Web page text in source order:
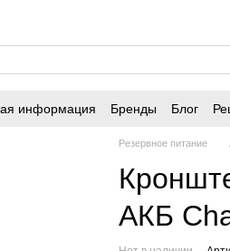
информация Бренды Блог
Резервное питание
АКБ